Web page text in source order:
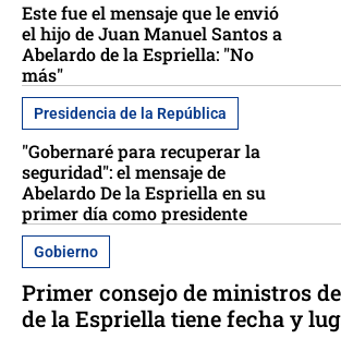
Este fue el mensaje que le envió
el hijo de Juan Manuel Santos a
Abelardo de la Espriella: "No
más"
Presidencia de la República
"Gobernaré para recuperar la
seguridad": el mensaje de
Abelardo De la Espriella en su
primer día como presidente
Gobierno
Primer consejo de ministros
de la Espriella tiene fecha y